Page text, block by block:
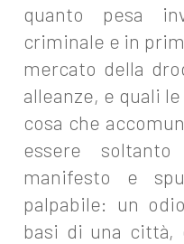
quanto pesa
criminale e in
mercato della
alleanze, e quali
cosa che
essere
manifesto e
palpabile: un
basi di una città,